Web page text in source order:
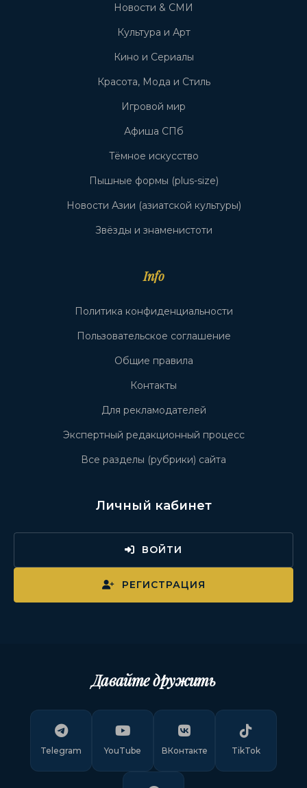
Новости & СМИ
Культура и Арт
Кино и Сериалы
Красота, Мода и Стиль
Игровой мир
Афиша СПб
Тёмное искусство
Пышные формы (plus-size)
Новости Азии (азиатской культуры)
Звёзды и знаменистоти
Info
Политика конфиденциальности
Пользовательское соглашение
Общие правила
Контакты
Для рекламодателей
Экспертный редакционный процесс
Все разделы (рубрики) сайта
Личный кабинет
ВОЙТИ
РЕГИСТРАЦИЯ
Давайте дружить
Telegram YouTube ВКонтакте TikTok